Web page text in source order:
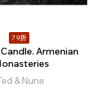
79折
Armenian
& Nune